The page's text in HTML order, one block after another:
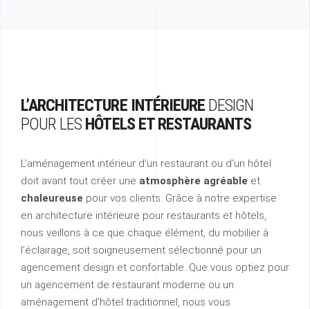
L’ARCHITECTURE INTÉRIEURE DESIGN
POUR LES HÔTELS ET RESTAURANTS
L’aménagement intérieur d’un restaurant ou d’un hôtel
doit avant tout créer une atmosphère agréable et
chaleureuse pour vos clients. Grâce à notre expertise
en architecture intérieure pour restaurants et hôtels,
nous veillons à ce que chaque élément, du mobilier à
l’éclairage, soit soigneusement sélectionné pour un
agencement design et confortable. Que vous optiez pour
un agencement de restaurant moderne ou un
aménagement d’hôtel traditionnel, nous vous